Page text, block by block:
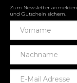
Zum Newsletter anmelden
und Gutschein sichern.